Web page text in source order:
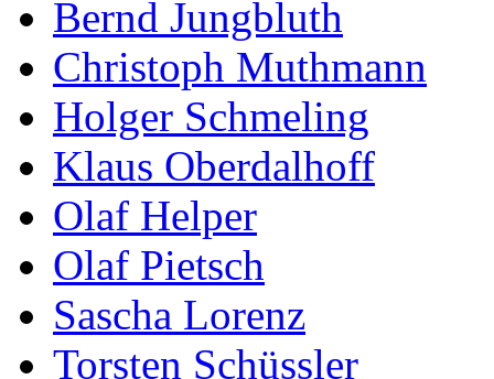
Bernd Jungbluth
Christoph Muthmann
Holger Schmeling
Klaus Oberdalhoff
Olaf Helper
Olaf Pietsch
Sascha Lorenz
Torsten Schüssler